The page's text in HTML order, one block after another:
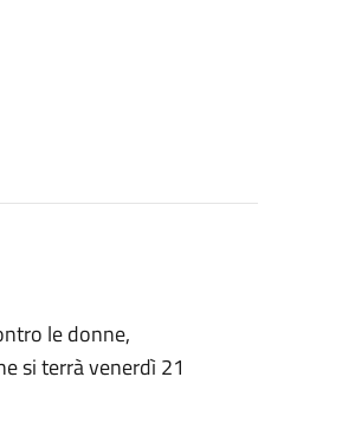
le donne,
si terrà venerdì 21